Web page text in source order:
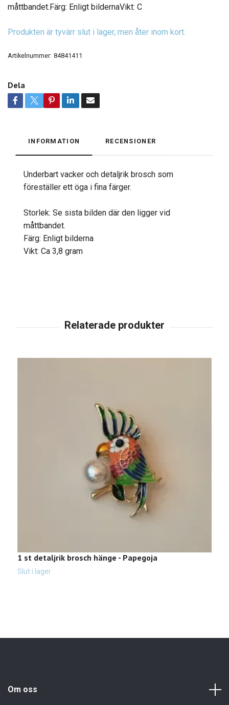
måttbandet.Färg: Enligt bildernaVikt: C
Produkten är tyvärr slut i lager, men åter inom kort.
Artikelnummer: 84841411
Dela
INFORMATION RECENSIONER
Underbart vacker och detaljrik brosch som
föreställer ett öga i fina färger.
Storlek: Se sista bilden där den ligger vid
måttbandet.
Färg: Enligt bilderna
Vikt: Ca 3,8 gram
1 st detaljrik brosch hänge - Papegoja
Slut i lager
Om oss